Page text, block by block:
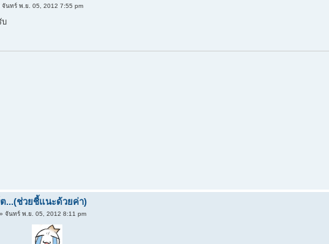
นทร์ พ.ย. 05, 2012 7:55 pm
บ
...(ช่วยชี้แนะด้วยค่า)
» จันทร์ พ.ย. 05, 2012 8:11 pm